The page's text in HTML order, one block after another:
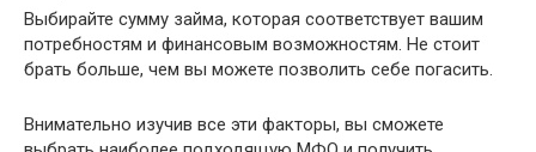
Выбирайте сумму займа, которая соответствует вашим
потребностям и финансовым возможностям. Не стоит
брать больше, чем вы можете позволить себе погасить.
Внимательно изучив все эти факторы, вы сможете